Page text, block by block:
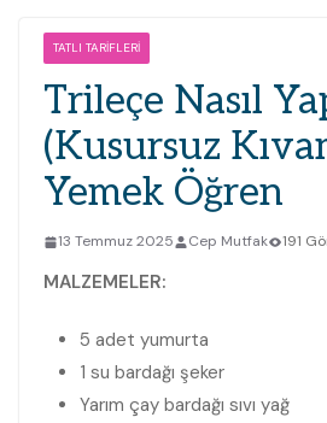
TATLI TARIFLERI
Trileçe Nasıl
(Kusursuz
Yemek Öğren
13 Temmuz 2025 Cep Mutfak 191
MALZEMELER:
5 adet yumurta
1 su bardağı şeker
Yarım çay bardağı sıvı yağ